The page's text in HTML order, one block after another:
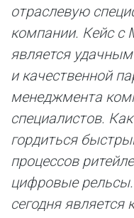
отраслевую
компании. Кейс с
является
и качественной
менеджмента
специалистов.
гордиться
процессов
цифровые
сегодня